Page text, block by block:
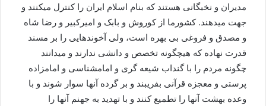
مدیران و نخبگانی هستند که بنام اسلام ایران را کنترل میکنند و
جهت میدهند. کشورما از کوروش و بابک و امیرکبیر و رضا شاه
و مصدق و فروغی بی بهره است، ولی آخوندهایی را بر مسند
قدرت نهاده که هیچگونه تخصص و دانشی ندارند و میدانند
چگونه مردم را با گنداب شیعه گری و امامشناسی و امامزاده
پرستی و معجزه قرآنی بفریبند و بر گرده آنها سوار شوند و با
وعده بهشت آنها را تطمیع کنند و با تهدید به جهنم آنها را